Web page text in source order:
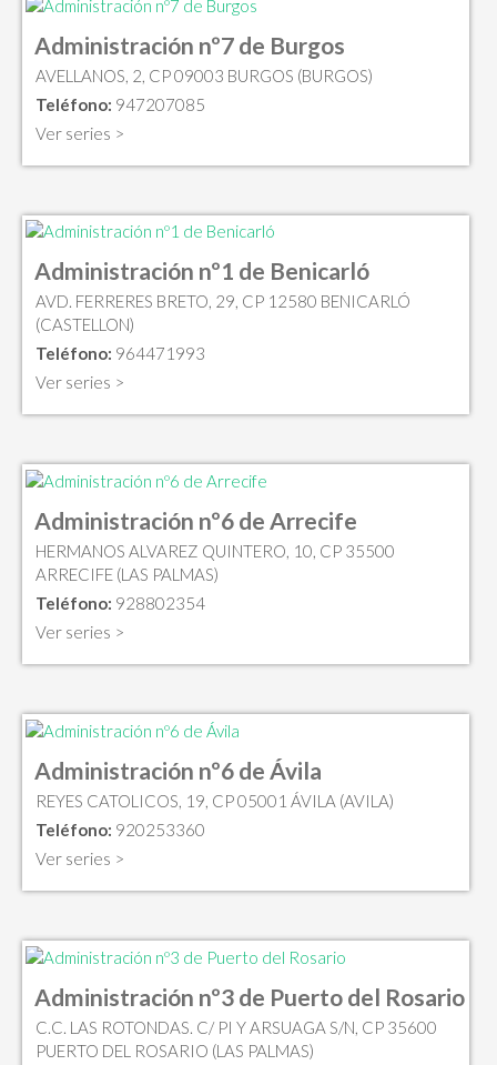
Administración nº7 de Burgos
AVELLANOS, 2, CP 09003 BURGOS (BURGOS)
Teléfono: 947207085
Ver series >
Administración nº1 de Benicarló
AVD. FERRERES BRETO, 29, CP 12580 BENICARLÓ
(CASTELLON)
Teléfono: 964471993
Ver series >
Administración nº6 de Arrecife
HERMANOS ALVAREZ QUINTERO, 10, CP 35500
ARRECIFE (LAS PALMAS)
Teléfono: 928802354
Ver series >
Administración nº6 de Ávila
REYES CATOLICOS, 19, CP 05001 ÁVILA (AVILA)
Teléfono: 920253360
Ver series >
Administración nº3 de Puerto del Rosario
C.C. LAS ROTONDAS. C/ PI Y ARSUAGA S/N, CP 35600
PUERTO DEL ROSARIO (LAS PALMAS)